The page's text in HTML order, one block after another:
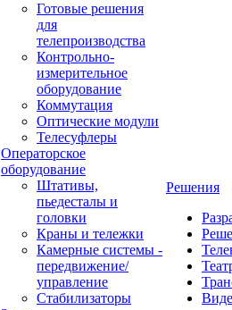
Готовые решения
для
телепроизводства
Контрольно-
измерительное
оборудование
Коммутация
Оптические модули
Телесуфлеры
Операторское
оборудование
Штативы,
пьедесталы и
головки
Краны и тележки
Камерные системы -
передвижение/
управление
Стабилизаторы
Решения